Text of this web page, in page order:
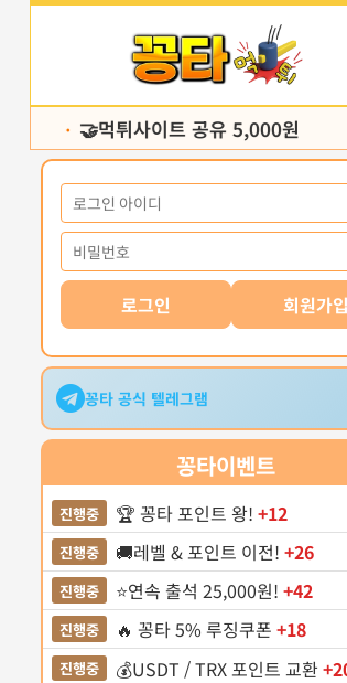
🤝먹튀사이트 공유 5,000원
로그인 회원가입
꽁타 공식 텔레그램
꽁타이벤트
진행중 🏆 꽁타 포인트 왕! +12
진행중 🚚레벨 & 포인트 이전! +26
진행중 ⭐️연속 출석 25,000원! +42
진행중 🔥 꽁타 5% 루징쿠폰 +18
진행중 💰USDT / TRX 포인트 교환